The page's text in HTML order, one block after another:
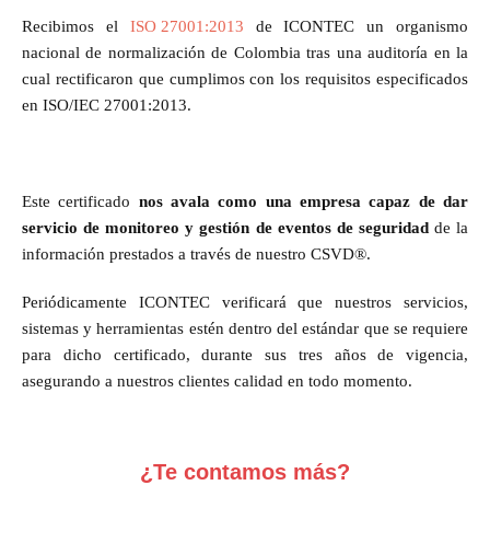
Recibimos el ISO 27001:2013 de ICONTEC un organismo
nacional de normalización de Colombia tras una auditoría en la
cual rectificaron que cumplimos con los requisitos especificados
en ISO/IEC 27001:2013.
Este certificado nos avala como una empresa capaz de dar
servicio de monitoreo y gestión de eventos de seguridad de la
información prestados a través de nuestro CSVD®.
Periódicamente ICONTEC verificará que nuestros servicios,
sistemas y herramientas estén dentro del estándar que se requiere
para dicho certificado, durante sus tres años de vigencia,
asegurando a nuestros clientes calidad en todo momento.
¿Te contamos más?